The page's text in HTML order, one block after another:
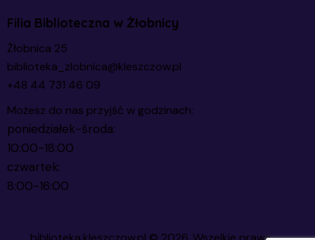
Filia Biblioteczna w Żłobnicy
Żłobnica 25
biblioteka_zlobnica@kleszczow.pl
+48 44 731 46 09
Możesz do nas przyjść w godzinach:
poniedziałek-środa:
10:00-18:00
czwartek:
8:00-16:00